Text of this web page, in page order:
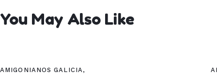
You May Also Like
AMIGONIANOS GALICIA ,